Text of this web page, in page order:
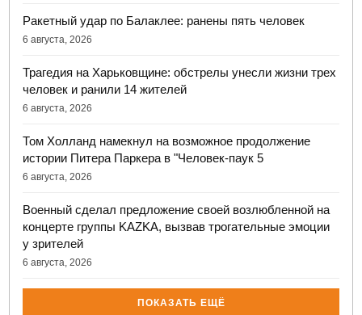
Ракетный удар по Балаклее: ранены пять человек
6 августа, 2026
Трагедия на Харьковщине: обстрелы унесли жизни трех
человек и ранили 14 жителей
6 августа, 2026
Том Холланд намекнул на возможное продолжение
истории Питера Паркера в "Человек-паук 5
6 августа, 2026
Военный сделал предложение своей возлюбленной на
концерте группы KAZKA, вызвав трогательные эмоции
у зрителей
6 августа, 2026
ПОКАЗАТЬ ЕЩЁ